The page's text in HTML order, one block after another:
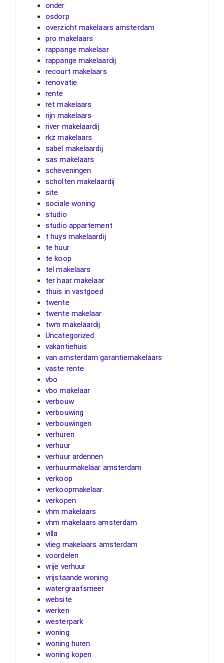
onder
osdorp
overzicht makelaars amsterdam
pro makelaars
rappange makelaar
rappange makelaardij
recourt makelaars
renovatie
rente
ret makelaars
rijn makelaars
river makelaardij
rkz makelaars
sabel makelaardij
sas makelaars
scheveningen
scholten makelaardij
site
sociale woning
studio
studio appartement
t huys makelaardij
te huur
te koop
tel makelaars
ter haar makelaar
thuis in vastgoed
twente
twente makelaar
twm makelaardij
Uncategorized
vakantiehuis
van amsterdam garantiemakelaars
vaste rente
vbo
vbo makelaar
verbouw
verbouwing
verbouwingen
verhuren
verhuur
verhuur ardennen
verhuurmakelaar amsterdam
verkoop
verkoopmakelaar
verkopen
vhm makelaars
vhm makelaars amsterdam
villa
vlieg makelaars amsterdam
voordelen
vrije verhuur
vrijstaande woning
watergraafsmeer
website
werken
westerpark
woning
woning huren
woning kopen